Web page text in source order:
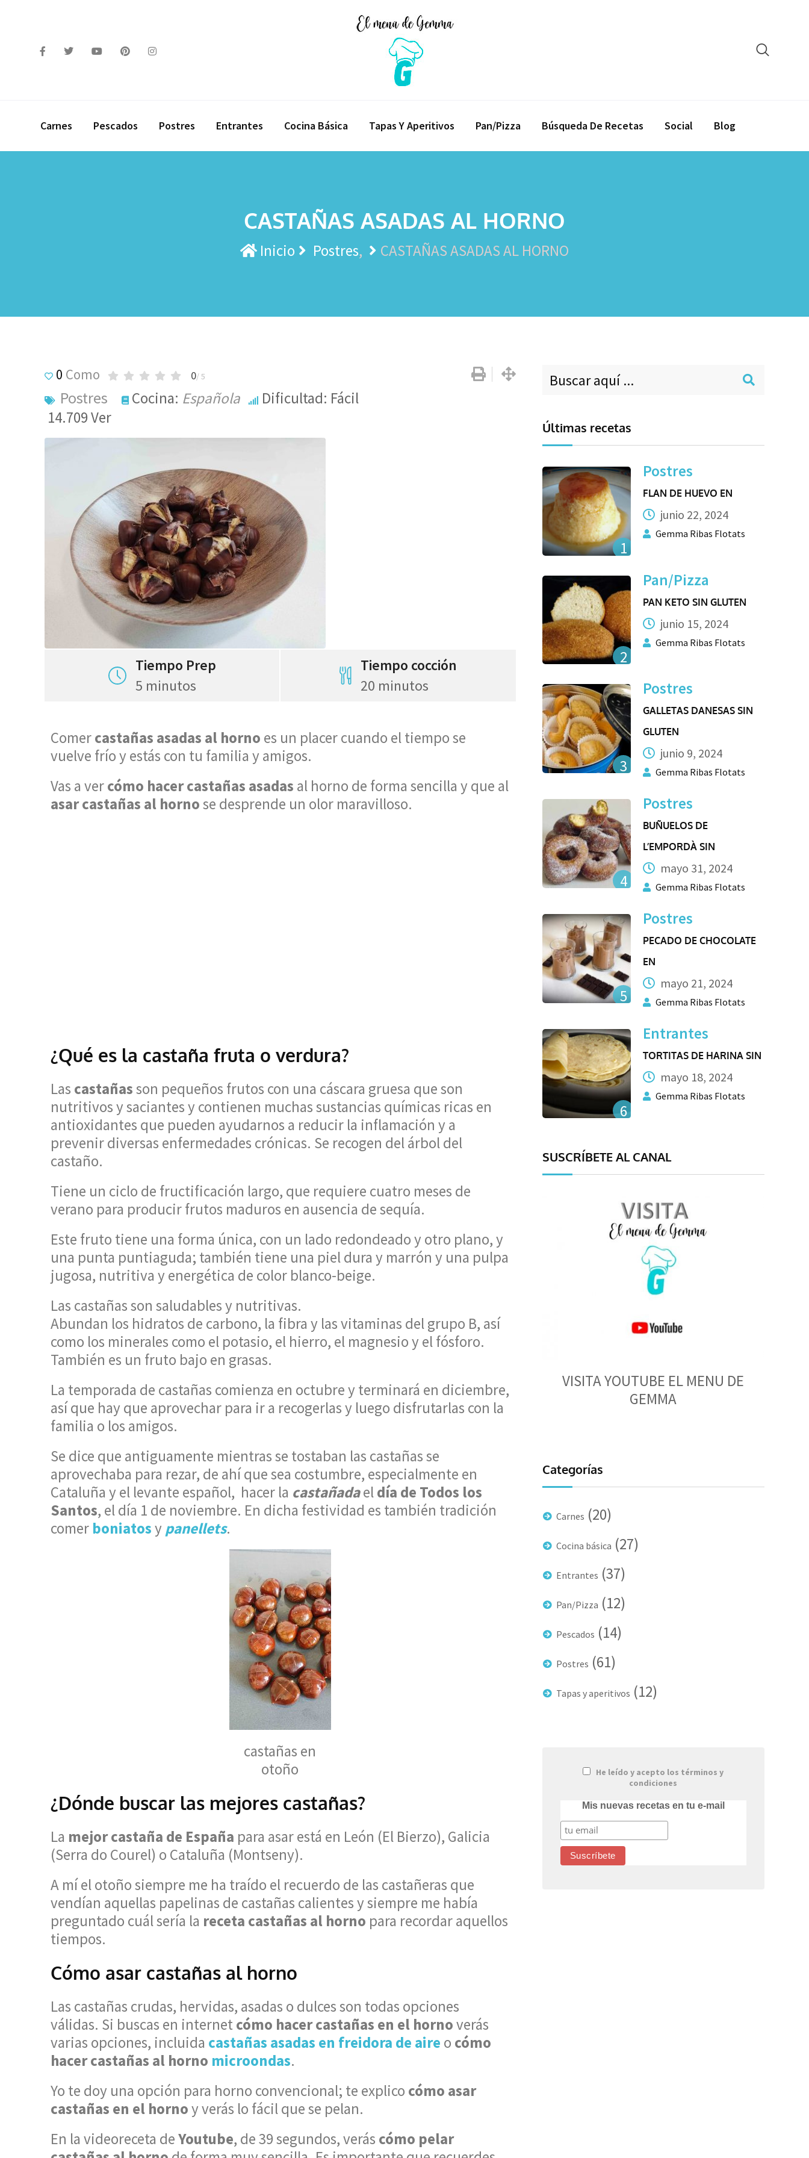
Carnes Pescados Postres Entrantes Cocina Básica Tapas Y Aperitivos Pan/Pizza Búsqueda De Recetas Social Blog
CASTAÑAS ASADAS AL HORNO
Inicio Postres CASTAÑAS ASADAS AL HORNO
0 Como 0/ 5
Postres Cocina: Española
Dificultad: Fácil
14.709Ver
Tiempo Prep
5 minutos
Tiempo cocción
20 minutos
Comercastañas asadas al horno es un placer cuando el tiempo se
vuelve frío y estás con tu familia y amigos.
Vas a vercómo hacer castañas asadas al horno de forma sencilla y que al
asar castañas al hornose desprende un olor maravilloso.
¿Qué es la castaña fruta o verdura?
Las castañasson pequeños frutos con una cáscara gruesa que son
nutritivos y saciantes y contienen muchas sustancias químicas ricas en
antioxidantes que pueden ayudarnos a reducir la inflamación y a
prevenir diversas enfermedades crónicas. Se recogen del árbol del
castaño.
Tiene un ciclo de fructificación largo, que requiere cuatro meses de
verano para producir frutos maduros en ausencia de sequía.
Este fruto tiene una forma única, con un lado redondeado y otro plano, y
una punta puntiaguda; también tiene una piel dura y marrón y una pulpa
jugosa, nutritiva y energética de color blanco-beige.
Las castañas son saludables y nutritivas.
Abundan los hidratos de carbono, la fibra y las vitaminas del grupo B, así
como los minerales como el potasio, el hierro, el magnesio y el fósforo.
También es un fruto bajo en grasas.
La temporada de castañas comienza en octubre y terminará en diciembre,
así que hay que aprovechar para ir a recogerlas y luego disfrutarlas con la
familia o los amigos.
Se dice que antiguamente mientras se tostaban las castañas se
aprovechaba para rezar, de ahí que sea costumbre, especialmente en
Cataluña y el levante español, hacer la castañadaeldía de Todos los
Santos, el día 1 de noviembre. En dicha festividad es también tradición
comer boniatosypanellets.
castañas en
otoño
¿Dónde buscar las mejores castañas?
La mejor castaña de España para asar está en León (El Bierzo), Galicia
(Serra do Courel) o Cataluña (Montseny).
A mí el otoño siempre me ha traído el recuerdo de las castañeras que
vendían aquellas papelinas de castañas calientes y siempre me había
preguntado cuál sería la receta castañas al horno para recordar aquellos
tiempos.
Cómo asar castañas al horno
Las castañas crudas, hervidas, asadas o dulces son todas opciones
válidas. Si buscas en internetcómo hacer castañas en el hornoverás
varias opciones, incluida castañas asadas en freidora de aire o cómo
hacer castañas al horno microondas.
Yo te doy una opción para horno convencional; te explico cómo asar
castañas en el hornoy verás lo fácil que se pelan.
En la videoreceta deYoutube, de 39 segundos, verás cómo pelar
Últimas recetas
1
Postres
FLAN DE HUEVO EN
junio 22, 2024
Gemma Ribas Flotats
2
Pan/Pizza
PAN KETO SIN GLUTEN
junio 15, 2024
Gemma Ribas Flotats
3
Postres
GALLETAS DANESAS SIN
GLUTEN
junio 9, 2024
Gemma Ribas Flotats
4
Postres
BUÑUELOS DE
L’EMPORDÀ SIN
mayo 31, 2024
Gemma Ribas Flotats
5
Postres
PECADO DE CHOCOLATE
EN
mayo 21, 2024
Gemma Ribas Flotats
6
Entrantes
TORTITAS DE HARINA SIN
mayo 18, 2024
Gemma Ribas Flotats
SUSCRÍBETE AL CANAL
VISITA YOUTUBE EL MENU DE
GEMMA
Categorías
Carnes (20)
Cocina básica (27)
Entrantes (37)
Pan/Pizza (12)
Pescados (14)
Postres (61)
Tapas y aperitivos (12)
He leído y acepto los términos y
condiciones
Mis nuevas recetas en tu e-mail